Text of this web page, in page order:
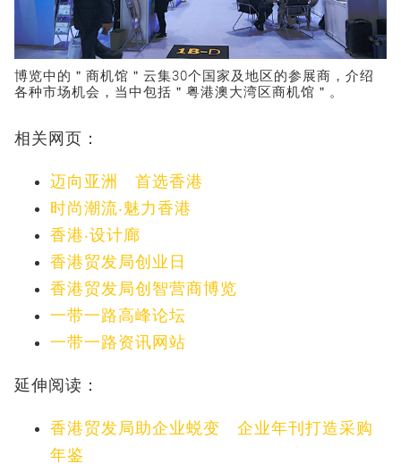
博览中的＂商机馆＂云集30个国家及地区的参展商，介绍
各种市场机会，当中包括＂粤港澳大湾区商机馆＂。
相关网页：
迈向亚洲 首选香港
时尚潮流‧魅力香港
香港‧设计廊
香港贸发局创业日
香港贸发局创智营商博览
一带一路高峰论坛
一带一路资讯网站
延伸阅读：
香港贸发局助企业蜕变 企业年刊打造采购
年鉴